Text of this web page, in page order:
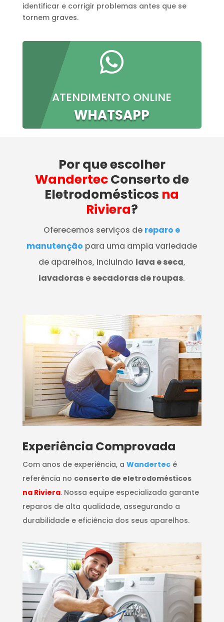
identificar e corrigir problemas antes que se
tornem graves.

ATENDIMENTO ONLINE
WHATSAPP
Por que escolher
WandertecConserto de
Eletrodomésticos na
Riviera?
Oferecemos serviços de reparo e
manutenção para uma ampla variedade
de aparelhos, incluindo lava e seca,
lavadoras e secadoras de roupas.
​Experiência Comprovada
Com anos de experiência, a Wandertecé
referência no conserto de eletrodomésticos
na Riviera. Nossa equipe especializada garante
reparos de alta qualidade, assegurando a
durabilidade e eficiência dos seus aparelhos.